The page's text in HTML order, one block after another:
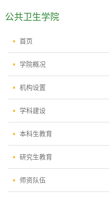
公共卫生学院
首页
学院概况
机构设置
学科建设
本科生教育
研究生教育
师资队伍